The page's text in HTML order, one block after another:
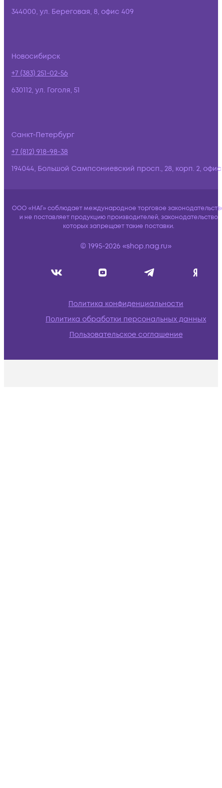
344000, ул. Береговая, 8, офис 409
Новосибирск
+7 (383) 251-02-56
630112, ул. Гоголя, 51
Санкт-Петербург
+7 (812) 918-98-38
194044, Большой Сампсониевский просп., 28, корп. 2,
ООО «НАГ» соблюдает международное торговое
и не поставляет продукцию производителей, законодательство
которых запрещает такие поставки.
© 1995-2026 «shop.nag.ru»
Политика конфиденциальности
Политика обработки персональных данных
Пользовательское соглашение